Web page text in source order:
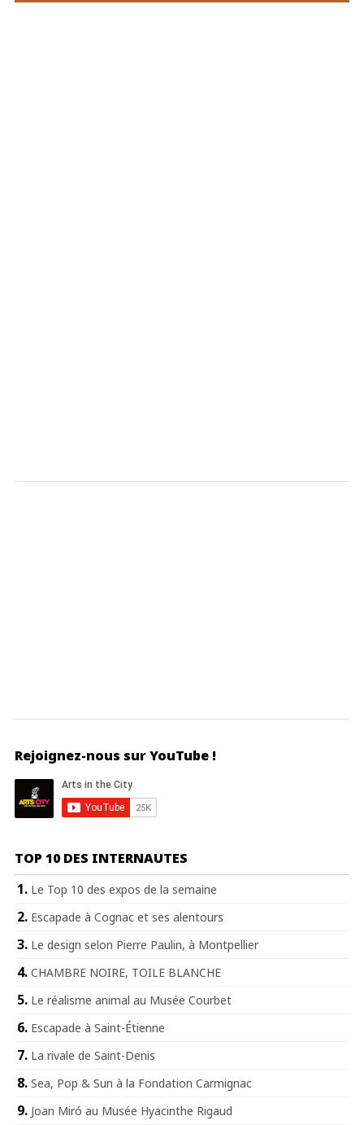
Rejoignez-nous sur YouTube !
TOP 10 DES INTERNAUTES
Le Top 10 des expos de la semaine
Escapade à Cognac et ses alentours
Le design selon Pierre Paulin, à Montpellier
CHAMBRE NOIRE, TOILE BLANCHE
Le réalisme animal au Musée Courbet
Escapade à Saint-Étienne
La rivale de Saint-Denis
Sea, Pop & Sun à la Fondation Carmignac
Joan Miró au Musée Hyacinthe Rigaud